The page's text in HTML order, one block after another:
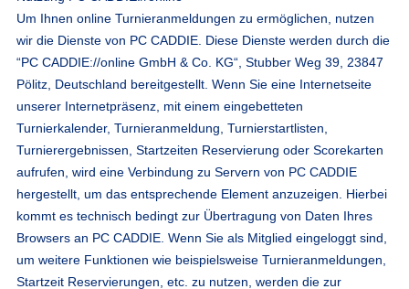
Um Ihnen online Turnieranmeldungen zu ermöglichen, nutzen
wir die Dienste von PC CADDIE. Diese Dienste werden durch die
“PC CADDIE://online GmbH & Co. KG“, Stubber Weg 39, 23847
Pölitz, Deutschland bereitgestellt. Wenn Sie eine Internetseite
unserer Internetpräsenz, mit einem eingebetteten
Turnierkalender, Turnieranmeldung, Turnierstartlisten,
Turnierergebnissen, Startzeiten Reservierung oder Scorekarten
aufrufen, wird eine Verbindung zu Servern von PC CADDIE
hergestellt, um das entsprechende Element anzuzeigen. Hierbei
kommt es technisch bedingt zur Übertragung von Daten Ihres
Browsers an PC CADDIE. Wenn Sie als Mitglied eingeloggt sind,
um weitere Funktionen wie beispielsweise Turnieranmeldungen,
Startzeit Reservierungen, etc. zu nutzen, werden die zur